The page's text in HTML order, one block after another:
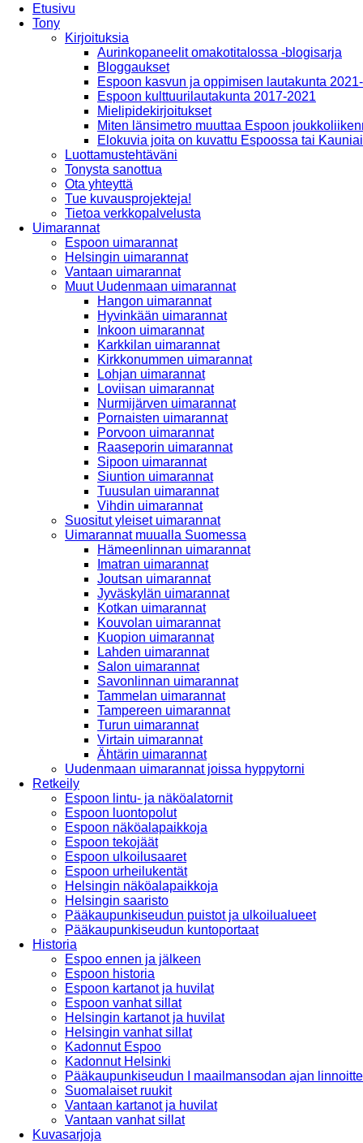
Etusivu
Tony
Kirjoituksia
Aurinkopaneelit omakotitalossa -blogisarja
Bloggaukset
Espoon kasvun ja oppimisen lautakunta
Espoon kulttuurilautakunta 2017-2021
Mielipidekirjoitukset
Miten länsimetro muuttaa Espoon
Elokuvia joita on kuvattu Espoossa tai
Luottamustehtäväni
Tonysta sanottua
Ota yhteyttä
Tue kuvausprojekteja!
Tietoa verkkopalvelusta
Uimarannat
Espoon uimarannat
Helsingin uimarannat
Vantaan uimarannat
Muut Uudenmaan uimarannat
Hangon uimarannat
Hyvinkään uimarannat
Inkoon uimarannat
Karkkilan uimarannat
Kirkkonummen uimarannat
Lohjan uimarannat
Loviisan uimarannat
Nurmijärven uimarannat
Pornaisten uimarannat
Porvoon uimarannat
Raaseporin uimarannat
Sipoon uimarannat
Siuntion uimarannat
Tuusulan uimarannat
Vihdin uimarannat
Suositut yleiset uimarannat
Uimarannat muualla Suomessa
Hämeenlinnan uimarannat
Imatran uimarannat
Joutsan uimarannat
Jyväskylän uimarannat
Kotkan uimarannat
Kouvolan uimarannat
Kuopion uimarannat
Lahden uimarannat
Salon uimarannat
Savonlinnan uimarannat
Tammelan uimarannat
Tampereen uimarannat
Turun uimarannat
Virtain uimarannat
Ähtärin uimarannat
Uudenmaan uimarannat joissa hyppytorni
Retkeily
Espoon lintu- ja näköalatornit
Espoon luontopolut
Espoon näköalapaikkoja
Espoon tekojäät
Espoon ulkoilusaaret
Espoon urheilukentät
Helsingin näköalapaikkoja
Helsingin saaristo
Pääkaupunkiseudun puistot ja ulkoilualueet
Pääkaupunkiseudun kuntoportaat
Historia
Espoo ennen ja jälkeen
Espoon historia
Espoon kartanot ja huvilat
Espoon vanhat sillat
Helsingin kartanot ja huvilat
Helsingin vanhat sillat
Kadonnut Espoo
Kadonnut Helsinki
Pääkaupunkiseudun I maailmansodan ajan
Suomalaiset ruukit
Vantaan kartanot ja huvilat
Vantaan vanhat sillat
Kuvasarjoja